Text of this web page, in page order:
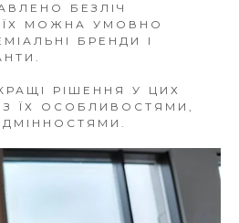
БЕЗЛІЧ
ЇХ МОЖНА УМОВНО
БРЕНДИ І
РІШЕННЯ У ЦИХ
З ЇХ ОСОБЛИВОСТЯМИ,